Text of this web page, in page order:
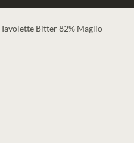
Tavolette Bitter 82% Maglio